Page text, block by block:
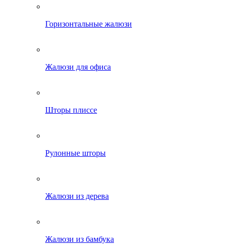
Горизонтальные жалюзи
Жалюзи для офиса
Шторы плиссе
Рулонные шторы
Жалюзи из дерева
Жалюзи из бамбука